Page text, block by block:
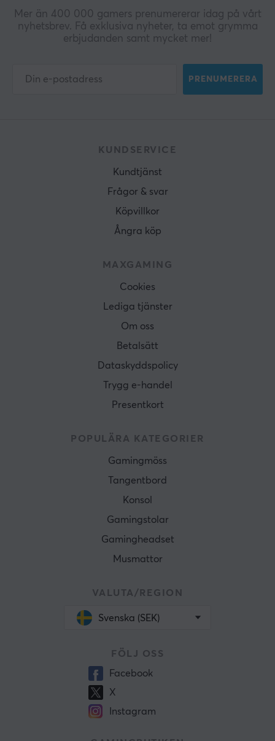
Mer än 400 000 gamers prenumererar idag på vårt
nyhetsbrev. Få exklusiva nyheter, ta emot grymma
erbjudanden samt mycket mer!
PRENUMERERA
KUNDSERVICE
Kundtjänst
Frågor & svar
Köpvillkor
Ångra köp
MAXGAMING
Cookies
Lediga tjänster
Om oss
Betalsätt
Dataskyddspolicy
Trygg e-handel
Presentkort
POPULÄRA KATEGORIER
Gamingmöss
Tangentbord
Konsol
Gamingstolar
Gamingheadset
Musmattor
VALUTA/REGION
Svenska (SEK)
FÖLJ OSS
Facebook
X
Instagram